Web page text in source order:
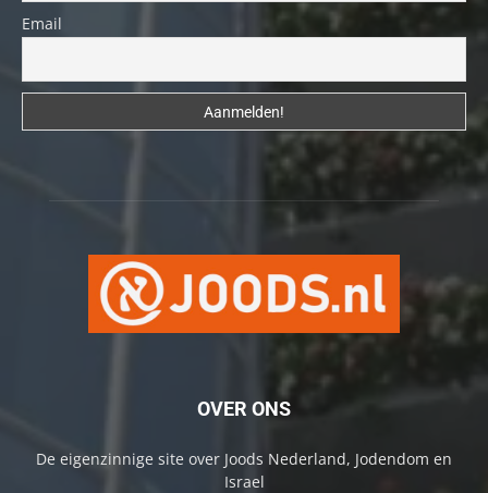
Email
OVER ONS
De eigenzinnige site over Joods Nederland, Jodendom en
Israel